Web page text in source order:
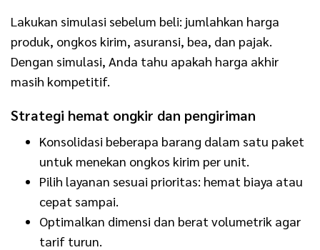
Lakukan simulasi sebelum beli: jumlahkan harga
produk, ongkos kirim, asuransi, bea, dan pajak.
Dengan simulasi, Anda tahu apakah harga akhir
masih kompetitif.
Strategi hemat ongkir dan pengiriman
Konsolidasi beberapa barang dalam satu paket
untuk menekan ongkos kirim per unit.
Pilih layanan sesuai prioritas: hemat biaya atau
cepat sampai.
Optimalkan dimensi dan berat volumetrik agar
tarif turun.